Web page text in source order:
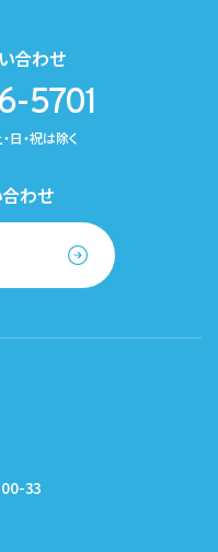
33
合わせ
5701
日・祝は除く
わせ